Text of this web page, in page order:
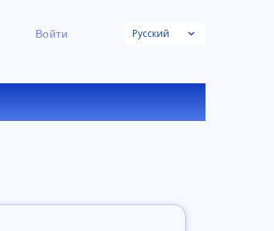
Войти Русский